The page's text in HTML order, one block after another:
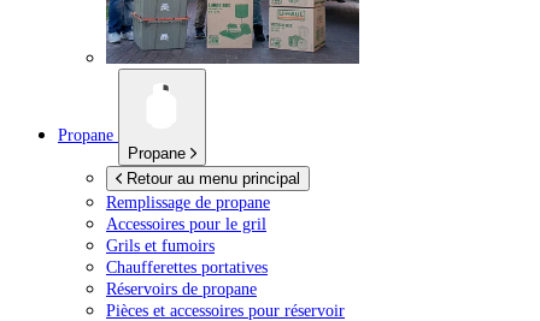
Propane
Propane
Retour au menu principal
Remplissage de propane
Accessoires pour le gril
Grils et fumoirs
Chaufferettes portatives
Réservoirs de propane
Pièces et accessoires pour réservoir